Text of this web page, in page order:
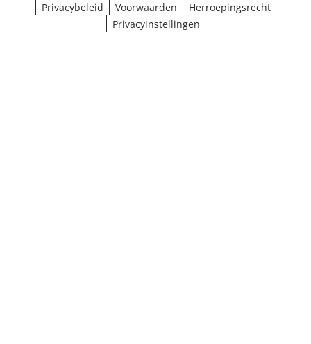
Privacybeleid
Voorwaarden
Herroepingsrecht
Privacyinstellingen